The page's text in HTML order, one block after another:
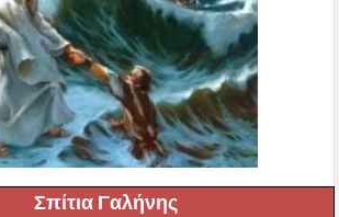
Σπίτια Γαλήνης